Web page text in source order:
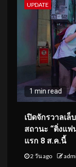
UPDATE
1 min read
เปิดจักรวาลเล็
สถานะ “ติ่งแ
แรก 8 ส.ค.นี้
2 วัน ago